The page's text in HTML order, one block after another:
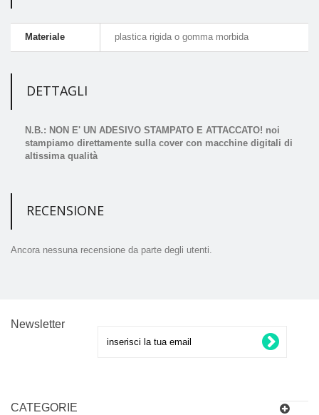
Materiale plastica rigida o gomma morbida
DETTAGLI
N.B.: NON E' UN ADESIVO STAMPATO E ATTACCATO! noi
stampiamo direttamente sulla cover con macchine digitali di
altissima qualità
RECENSIONE
Ancora nessuna recensione da parte degli utenti.
Newsletter
CATEGORIE